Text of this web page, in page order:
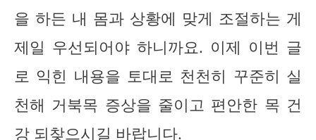
을 하든 내 몸과 상황에 맞게 조절하는 게
제일 우선되어야 하니까요. 이제 이번 글
로 익힌 내용을 토대로 천천히 꾸준히 실
천해 거북목 증상을 줄이고 편안한 목 건
강 되찾으시길 바랍니다.